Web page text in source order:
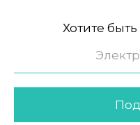
Хотите